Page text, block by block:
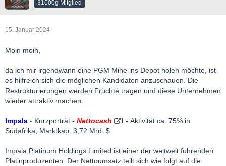
31000g Mitglied
15. Januar 2024
Moin moin,
da ich mir irgendwann eine PGM Mine ins Depot holen möchte, ist
es hilfreich sich die möglichen Kandidaten anzuschauen. Die
Restrukturierungen werden Früchte tragen und diese Unternehmen
wieder attraktiv machen.
Impala - Kurzporträt - Nettocash ! - Aktivität ca. 75% in
Südafrika, Marktkap. 3,72 Mrd. $
Impala Platinum Holdings Limited ist einer der weltweit führenden
Platinproduzenten. Der Nettoumsatz teilt sich wie folgt auf die